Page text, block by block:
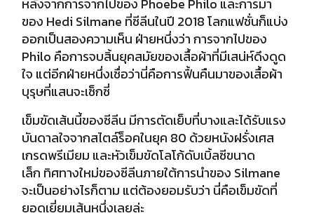
ของ Hedi Silmane ที่ซีลีนในปี 2018 โลกแฟชั่นก็แบ่ง
ออกเป็นสองความเห็น ฝ่ายหนึ่งว่า การจากไปของ
Philo คือการจบสิ้นยุคสมัยของเสื้อผ้าที่มีเสน่ห์ดึงดูด
ใจ แต่อีกฝ่ายหนึ่งเชื่อว่านี่คือการฟื้นคืนมาของเสื้อผ้า
บุรุษที่แสนจะเซ็กซี่
เข็มขัดเส้นนี้ของซีลีน มีการตัดเย็บที่บางและได้รับแรง
บันดาลใจจากสไตล์ร็อคในยุค 80 ด้วยหนังฝรั่งเศส
เกรดพรีเมียม และหัวเข็มขัดโลโก้ดับเบิ้ลซีขนาด
เล็ก ทิศทางใหม่ของซีลีนภายใต้การนำของ Silmane
จะเป็นอย่างไรก็ตาม แต่ต้องยอมรับว่า นี่คือเข็มขัดที่
ยอดเยี่ยมเส้นหนึ่งเลยล่ะ